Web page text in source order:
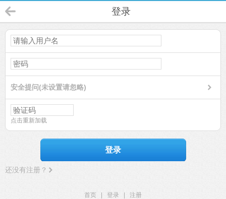
登录
安全提问(未设置请忽略)
点击重新加载
登录
还没有注册？
首页 登录
注册